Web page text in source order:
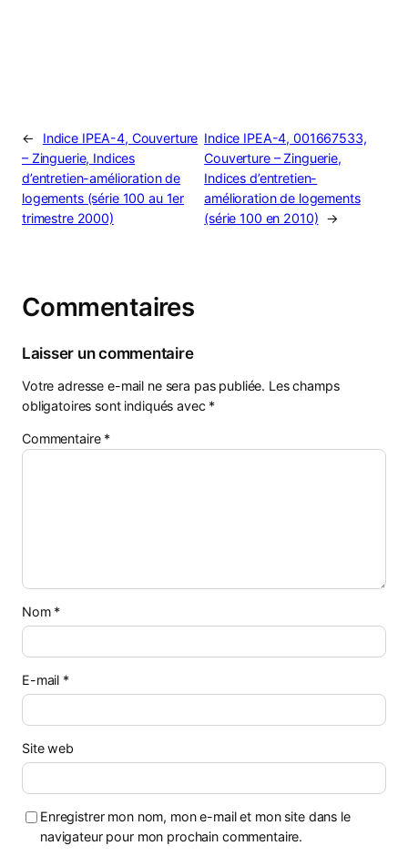
←
Indice IPEA-4, Couverture
– Zinguerie, Indices
d’entretien-amélioration de
logements (série 100 au 1er
trimestre 2000)
Indice IPEA-4, 001667533,
Couverture – Zinguerie,
Indices d’entretien-
amélioration de logements
(série 100 en 2010) →
Commentaires
Laisser un commentaire
Votre adresse e-mail ne sera pas publiée. Les champs
obligatoires sont indiqués avec *
Commentaire *
Nom *
E-mail *
Site web
Enregistrer mon nom, mon e-mail et mon site dans le
navigateur pour mon prochain commentaire.